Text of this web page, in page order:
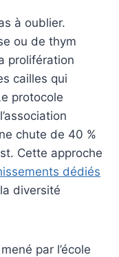
à oublier.
ou de thym
prolifération
cailles qui
protocole
chute de 40 %
Cette approche
dédiés
diversité
par l’école